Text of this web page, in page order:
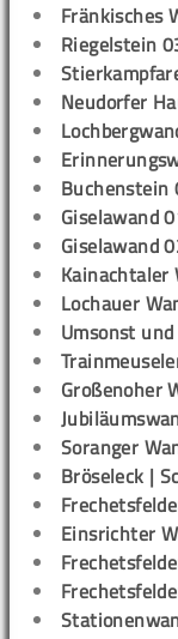
Fränkisches
Riegelstein
Neudorfer
Buchenstein
Giselawand
Giselawand
Kainachtaler
Lochauer
Umsonst
Großenoher
Soranger
Bröseleck |
Einsrichter